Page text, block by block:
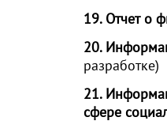
19. Отчет о
20.
разработке)
21.
сфере